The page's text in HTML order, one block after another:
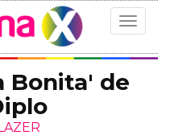
Toggle
Bonita' de